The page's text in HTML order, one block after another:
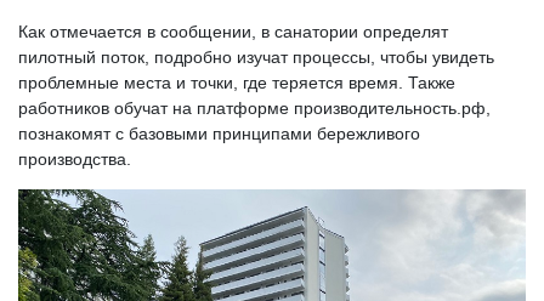
Как отмечается в сообщении, в санатории определят
пилотный поток, подробно изучат процессы, чтобы увидеть
проблемные места и точки, где теряется время. Также
работников обучат на платформе производительность.рф,
познакомят с базовыми принципами бережливого
производства.